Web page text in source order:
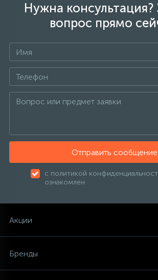
Нужна консультация?
вопрос прямо
Отправить сообщение
с политикой
ознакомлен
Акции
Бренды